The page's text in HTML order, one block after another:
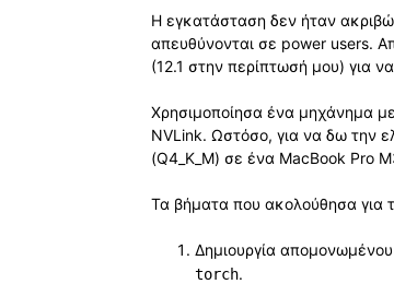
Η εγκατάσταση δεν ήταν
απευθύνονται σε power users.
(12.1 στην περίπτωσή μου) για
Χρησιμοποίησα ένα μηχάνημα
NVLink. Ωστόσο, για να δω την
(Q4_K_M) σε ένα MacBook Pro
Τα βήματα που ακολούθησα για
Δημιουργία
torch.